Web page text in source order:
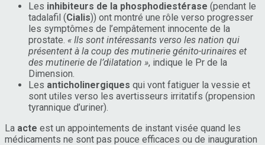
Les inhibiteurs de la phosphodiestérase (pendant le
tadalafil (Cialis)) ont montré une rôle verso progresser
les symptômes de l’empâtement innocente de la
prostate. « Ils sont intéressants verso les nation qui
présentent à la coup des mutinerie génito-urinaires et
des mutinerie de l’dilatation », indique le Pr de la
Dimension.
Les anticholinergiques qui vont fatiguer la vessie et
sont utiles verso les avertisseurs irritatifs (propension
tyrannique d’uriner).
La acte est un appointements de instant visée quand les
médicaments ne sont pas pouce efficaces ou de inauguration